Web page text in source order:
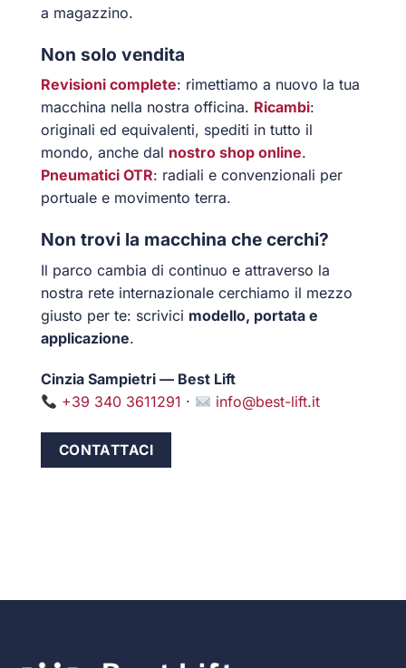
a magazzino.
Non solo vendita
Revisioni complete: rimettiamo a nuovo la tua
macchina nella nostra officina. Ricambi:
originali ed equivalenti, spediti in tutto il
mondo, anche dal nostro shop online.
Pneumatici OTR: radiali e convenzionali per
portuale e movimento terra.
Non trovi la macchina che cerchi?
Il parco cambia di continuo e attraverso la
nostra rete internazionale cerchiamo il mezzo
giusto per te: scrivici modello, portata e
applicazione.
Cinzia Sampietri — Best Lift
+39 340 3611291 · info@best-lift.it
CONTATTACI